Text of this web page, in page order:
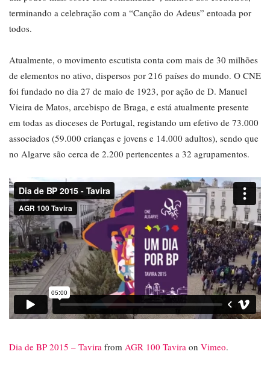
terminando a celebração com a “Canção do Adeus” entoada por
todos.
Atualmente, o movimento escutista conta com mais de 30 milhões
de elementos no ativo, dispersos por 216 países do mundo. O CNE
foi fundado no dia 27 de maio de 1923, por ação de D. Manuel
Vieira de Matos, arcebispo de Braga, e está atualmente presente
em todas as dioceses de Portugal, registando um efetivo de 73.000
associados (59.000 crianças e jovens e 14.000 adultos), sendo que
no Algarve são cerca de 2.200 pertencentes a 32 agrupamentos.
Dia de BP 2015 – Tavira from AGR 100 Tavira on Vimeo.